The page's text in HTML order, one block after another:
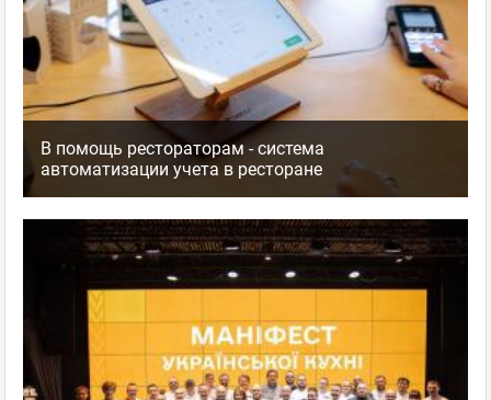
В помощь рестораторам - система
автоматизации учета в ресторане